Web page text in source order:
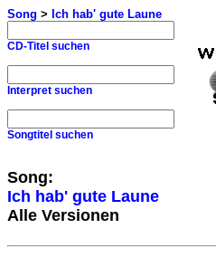
Song > Ich hab' gute Laune
CD-Titel suchen
Interpret suchen
Songtitel suchen
Song:
Ich hab' gute Laune
Alle Versionen